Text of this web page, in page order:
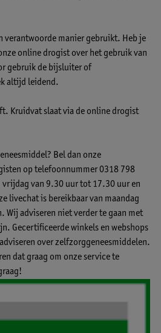
verantwoorde manier gebruikt. Heb je
online drogist over het gebruik van
gebruik de bijsluiter of
altijd leidend.
Kruidvat slaat via de online drogist
Bel dan onze
op telefoonnummer 0318 798
van 9.30 uur tot 17.30 uur en
livechatis bereikbaar van maandag
adviseren niet verder te gaan met
Gecertificeerde winkels en webshops
over zelfzorggeneesmiddelen.
dat graag om onze service te